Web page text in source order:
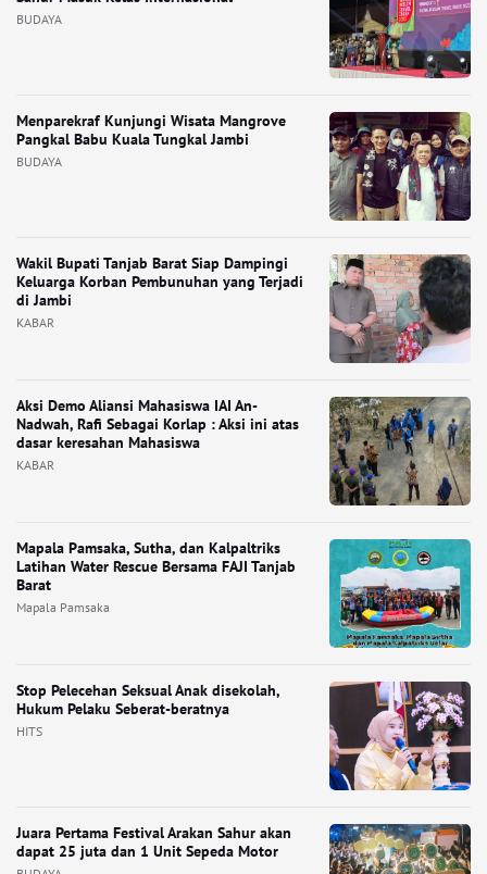
BUDAYA
Menparekraf Kunjungi Wisata Mangrove
Pangkal Babu Kuala Tungkal Jambi
BUDAYA
Wakil Bupati Tanjab Barat Siap Dampingi
Keluarga Korban Pembunuhan yang Terjadi
di Jambi
KABAR
Aksi Demo Aliansi Mahasiswa IAI An-
Nadwah, Rafi Sebagai Korlap : Aksi ini atas
dasar keresahan Mahasiswa
KABAR
Mapala Pamsaka, Sutha, dan Kalpaltriks
Latihan Water Rescue Bersama FAJI Tanjab
Barat
Mapala Pamsaka
Stop Pelecehan Seksual Anak disekolah,
Hukum Pelaku Seberat-beratnya
HITS
Juara Pertama Festival Arakan Sahur akan
dapat 25 juta dan 1 Unit Sepeda Motor